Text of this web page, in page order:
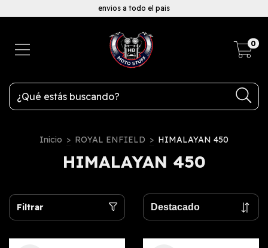
envios a todo el pais
0
Inicio > ROYAL ENFIELD > HIMALAYAN 450
HIMALAYAN 450
Filtrar